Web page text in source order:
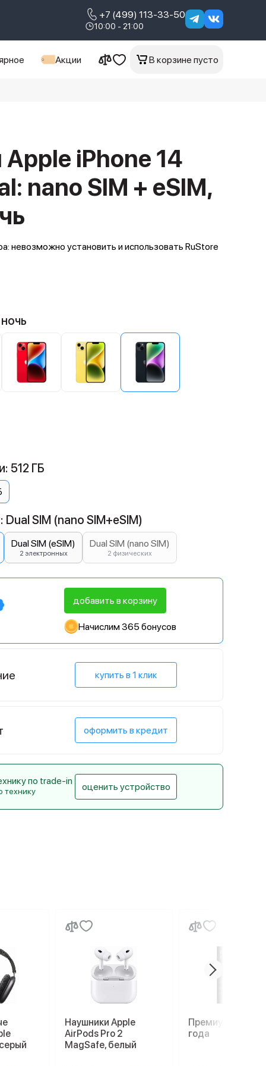
+7 (499) 113-33-50
10:00 - 21:00
Акции В корзине пусто
iPhone 14
nano SIM + eSIM,
невозможно установить и использовать RuStore
512 ГБ
SIM (nano SIM+eSIM)
Dual SIM (eSIM)
2 электронных
Dual SIM (nano SIM)
2 физических
добавить в корзину
Начислим 365 бонусов
купить в 1 клик
оформить в кредит
по trade-in
технику оценить устройство
Наушники Apple
AirPods Pro 2
MagSafe, белый
Премиум
года